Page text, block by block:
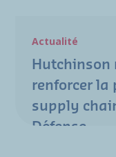
Actualité
Hutchinson
renforcer la
supply
Défense